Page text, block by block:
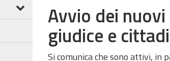
Avvio dei
giudice e
Si comunica che sono attivi, in